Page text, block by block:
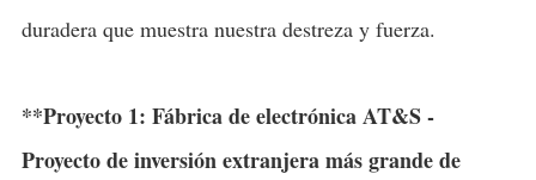
duradera que muestra nuestra destreza y fuerza.
**Proyecto 1: Fábrica de electrónica AT&S -
Proyecto de inversión extranjera más grande de